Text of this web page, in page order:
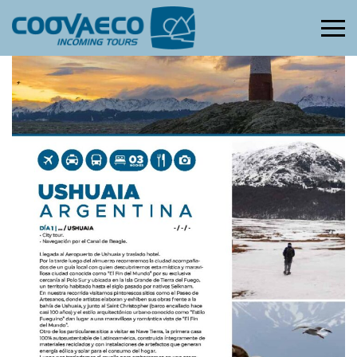
Primary
Menu